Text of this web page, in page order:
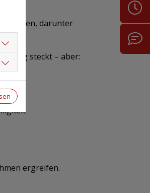
darunter
steckt – aber:
ergreifen.